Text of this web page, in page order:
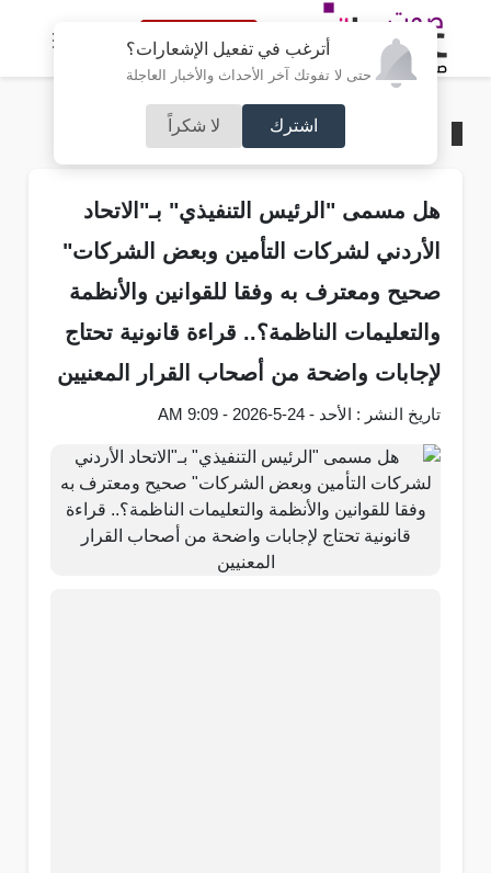
أترغب في تفعيل الإشعارات؟
حتى لا تفوتك آخر الأحداث والأخبار العاجلة
اشترك لا شكراً
النسخة الكاملة
محليات
هل مسمى "الرئيس التنفيذي" بـ"الاتحاد
الأردني لشركات التأمين وبعض الشركات"
صحيح ومعترف به وفقا للقوانين والأنظمة
والتعليمات الناظمة؟.. قراءة قانونية تحتاج
لإجابات واضحة من أصحاب القرار المعنيين
تاريخ النشر : الأحد - 24-5-2026 - 9:09 AM